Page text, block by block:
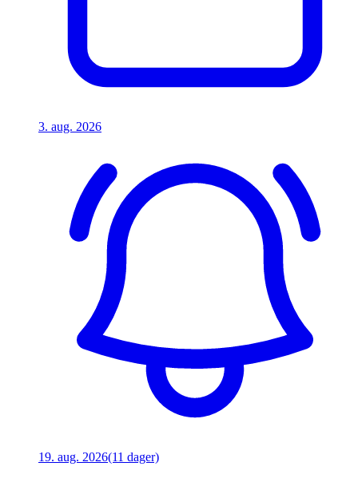
3. aug. 2026
19. aug. 2026(11 dager)